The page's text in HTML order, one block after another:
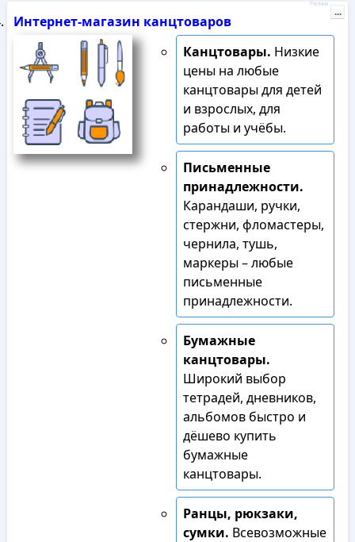
Интернет-магазин канцтоваров
Канцтовары. Низкие
цены на любые
канцтовары для детей
и взрослых, для
работы и учёбы.
Письменные
принадлежности.
Карандаши, ручки,
стержни, фломастеры,
чернила, тушь,
маркеры – любые
письменные
принадлежности.
Бумажные
канцтовары.
Широкий выбор
тетрадей, дневников,
альбомов быстро и
дёшево купить
бумажные
канцтовары.
Ранцы, рюкзаки,
сумки. Всевозможные
Реклама
...